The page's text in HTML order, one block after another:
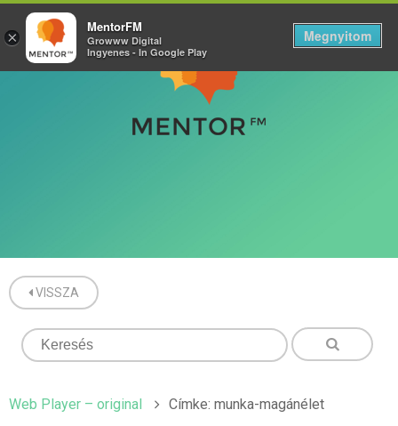
VISSZA
Web Player – original Címke: munka-magánélet
×
MentorFM
Growww Digital
Ingyenes - In Google Play
Megnyitom